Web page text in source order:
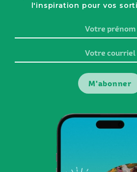
l'inspiration pour vos
prénom
courriel